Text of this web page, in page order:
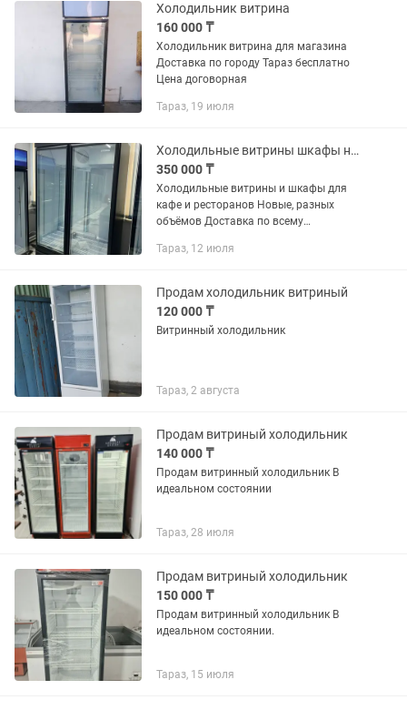
Холодильник витрина
160 000 ₸
Холодильник витрина для магазина
Доставка по городу Тараз бесплатно
Цена договорная
Тараз, 19 июля
Холодильные витрины шкафы новые
350 000 ₸
Холодильные витрины и шкафы для
кафе и ресторанов Новые, разных
объёмов Доставка по всему
рассрочку на 3-6-12-24 месяцев
Тараз, 12 июля
Продам холодильник витриный
120 000 ₸
Витринный холодильник
Тараз, 2 августа
Продам витриный холодильник
140 000 ₸
Продам витринный холодильник В
идеальном состоянии
Тараз, 28 июля
Продам витриный холодильник
150 000 ₸
Продам витринный холодильник В
идеальном состоянии.
Тараз, 15 июля